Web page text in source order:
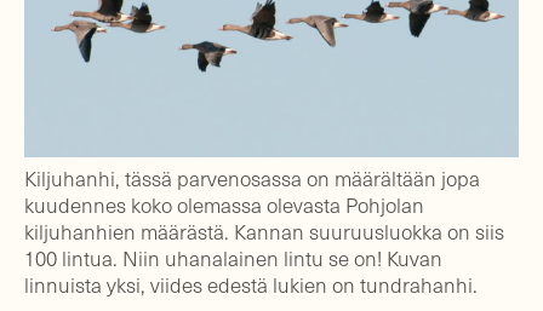
Kiljuhanhi, tässä parvenosassa on määrältään jopa
kuudennes koko olemassa olevasta Pohjolan
kiljuhanhien määrästä. Kannan suuruusluokka on siis
100 lintua. Niin uhanalainen lintu se on! Kuvan
linnuista yksi, viides edestä lukien on tundrahanhi.